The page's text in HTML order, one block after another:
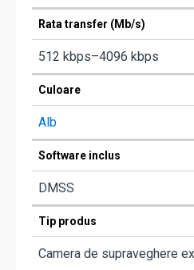
Rata transfer (Mb/s)
512 kbps–4096 kbps
Culoare
Alb
Software inclus
DMSS
Tip produs
Camera de supraveghere